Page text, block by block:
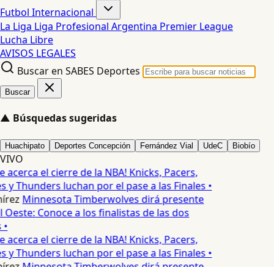
Futbol Internacional
La Liga Liga Profesional Argentina Premier League
Lucha Libre
AVISOS LEGALES
Buscar en SABES Deportes
Buscar
▲ Búsquedas sugeridas
Huachipato Deportes Concepción Fernández Vial UdeC Biobío
VIVO
acerca el cierre de la NBA! Knicks, Pacers,
y Thunders luchan por el pase a las Finales •
Minnesota Timberwolves dirá presente
Conoce a los finalistas de las dos
acerca el cierre de la NBA! Knicks, Pacers,
y Thunders luchan por el pase a las Finales •